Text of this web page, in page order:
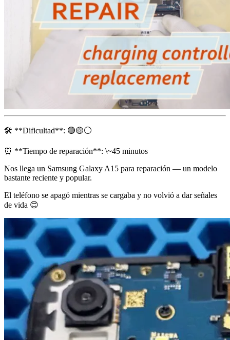
🛠 **Dificultad**: 🟢🟡⚪️
⏰ **Tiempo de reparación**: \~45 minutos
Nos llega un Samsung Galaxy A15 para reparación — un modelo
bastante reciente y popular.
El teléfono se apagó mientras se cargaba y no volvió a dar señales
de vida 😊